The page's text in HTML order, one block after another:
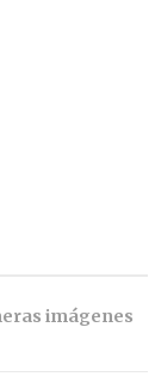
imágenes